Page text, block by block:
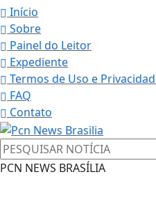
Início
Sobre
Painel do Leitor
Expediente
Termos de Uso e
FAQ
Contato
PCN NEWS BRASÍLIA